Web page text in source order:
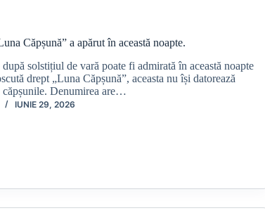
Căpșună” a apărut în această noapte.
solstițiul de vară poate fi admirată în această noapte
drept „Luna Căpșună”, aceasta nu își datorează
căpșunile. Denumirea are…
IUNIE 29, 2026